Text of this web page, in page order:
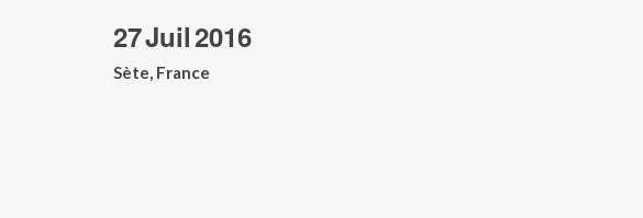
27Juil2016
Sète, France